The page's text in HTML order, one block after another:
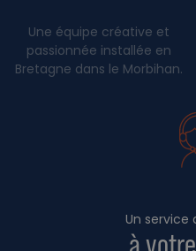
Une équipe créative et
passionnée installée en
Bretagne dans le Morbihan.
Un service